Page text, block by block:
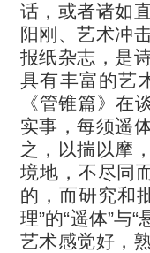
话，或者诸如
阳刚、艺术冲
报纸杂志，是
具有丰富的艺
《管锥篇》在
实事，每须遥
之，以揣以摩
境地，不尽同
的，而研究和
理”的“遥体”与
艺术感觉好，